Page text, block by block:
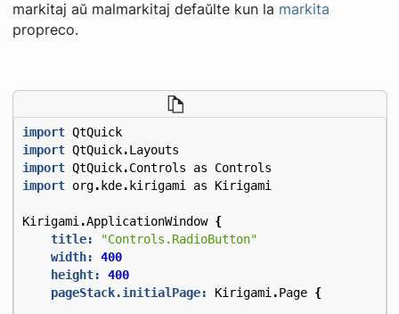
markitaj aŭ malmarkitaj defaŭlte kun la markita
propreco.
import QtQuick
import QtQuick.Layouts
import QtQuick.Controls as
Controls
import org. kde. kirigami as Kirigami
Kirigami .ApplicationWindow {
title:
"Controls.RadioButton"
width:
400
height:
400
pageStack.initialPage:
Kirigami .Page {